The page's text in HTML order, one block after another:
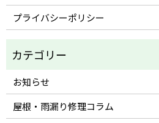
プライバシーポリシー
お知らせ
屋根・雨漏り修理コラム